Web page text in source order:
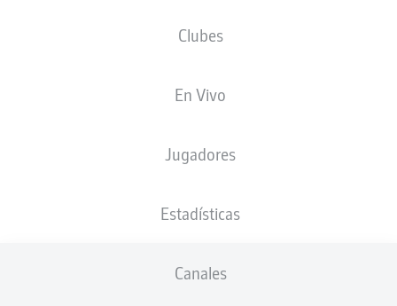
Clubes
En Vivo
Jugadores
Estadísticas
Canales
Samuele Inácio